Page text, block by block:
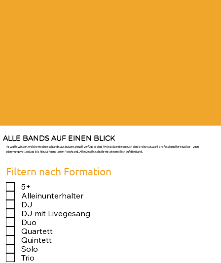
ALLE BANDS AUF EINEN BLICK
Ihr wollt wissen, welche Hochzeitsbands aus Bayern aktuell verfügbar sind? Wir präsentieren euch eine breite Auswahl professioneller Musiker – vom
stimmungsvollen Duo bis hin zur kompletten Partyband. Alle Details seht ihr mit einem Klick auf die Band.
Filtern nach Formation
5+
Alleinunterhalter
DJ
DJ mit Livegesang
Duo
Quartett
Quintett
Solo
Trio